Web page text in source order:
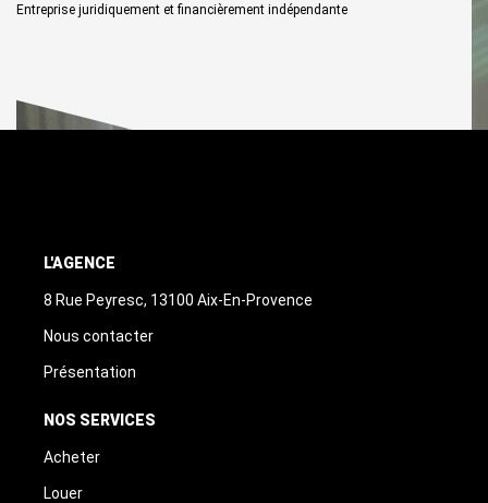
Entreprise juridiquement et financièrement indépendante
L'AGENCE
8 Rue Peyresc, 13100 Aix-En-Provence
Nous contacter
Présentation
NOS SERVICES
Acheter
Louer